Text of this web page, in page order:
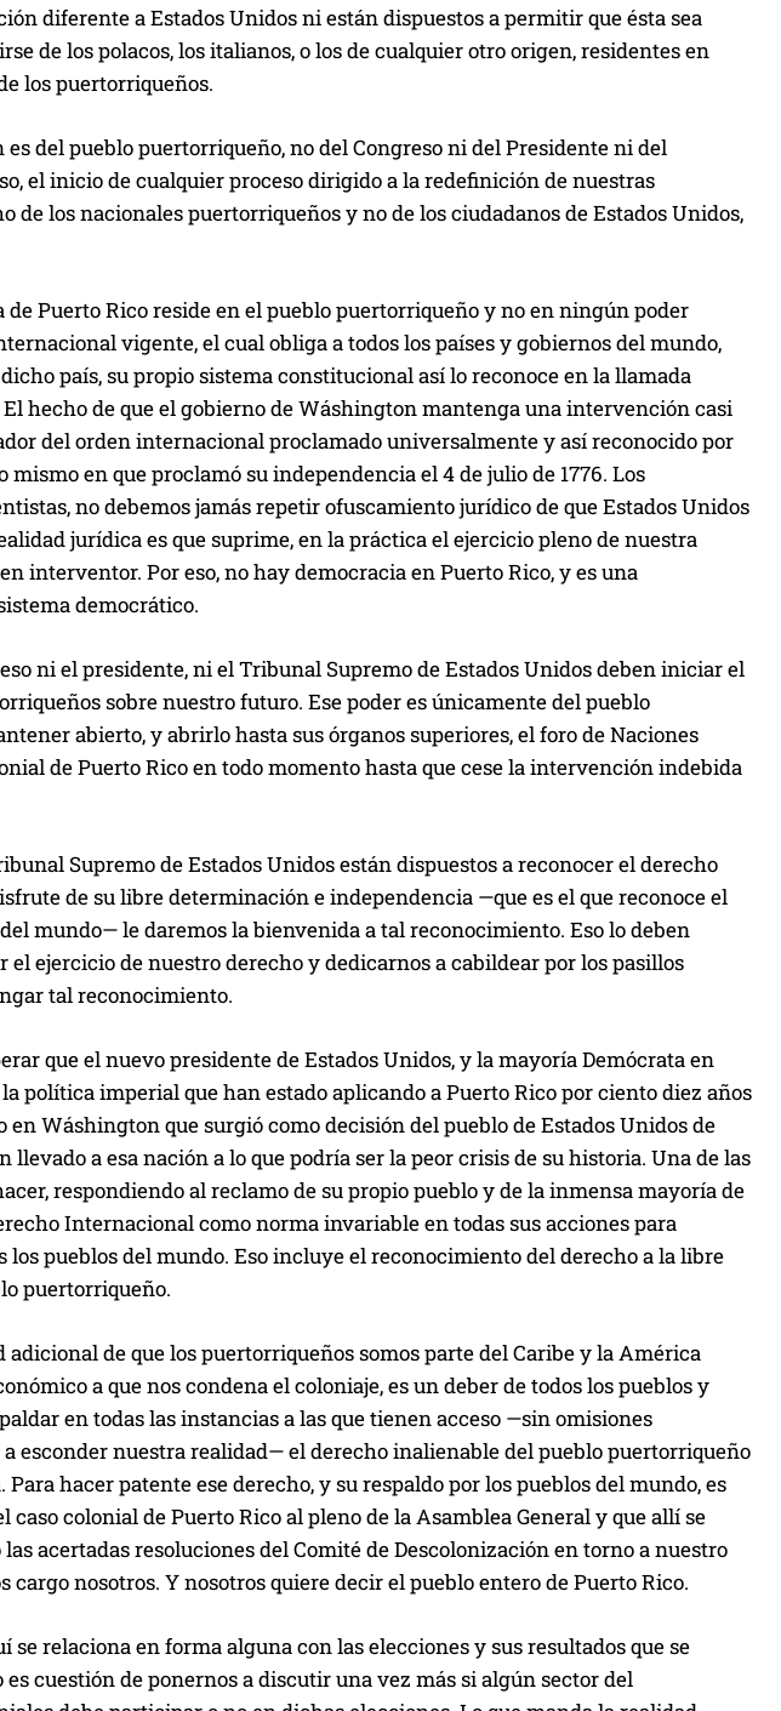
diferente a Estados Unidos ni están dispuestos a permitir que ésta sea
de los polacos, los italianos, o los de cualquier otro origen, residentes en
los puertorriqueños.
del pueblo puertorriqueño, no del Congreso ni del Presidente ni del
el inicio de cualquier proceso dirigido a la redefinición de nuestras
de los nacionales puertorriqueños y no de los ciudadanos de Estados Unidos,
de Puerto Rico reside en el pueblo puertorriqueño y no en ningún poder
vigente, el cual obliga a todos los países y gobiernos del mundo,
país, su propio sistema constitucional así lo reconoce en la llamada
hecho de que el gobierno de Wáshington mantenga una intervención casi
del orden internacional proclamado universalmente y así reconocido por
en que proclamó su independencia el 4 de julio de 1776. Los
no debemos jamás repetir ofuscamiento jurídico de que Estados Unidos
jurídica es que suprime, en la práctica el ejercicio pleno de nuestra
interventor. Por eso, no hay democracia en Puerto Rico, y es una
democrático.
ni el presidente, ni el Tribunal Supremo de Estados Unidos deben iniciar el
sobre nuestro futuro. Ese poder es únicamente del pueblo
abierto, y abrirlo hasta sus órganos superiores, el foro de Naciones
de Puerto Rico en todo momento hasta que cese la intervención indebida
Supremo de Estados Unidos están dispuestos a reconocer el derecho
de su libre determinación e independencia —que es el que reconoce el
mundo— le daremos la bienvenida a tal reconocimiento. Eso lo deben
ejercicio de nuestro derecho y dedicarnos a cabildear por los pasillos
tal reconocimiento.
que el nuevo presidente de Estados Unidos, y la mayoría Demócrata en
política imperial que han estado aplicando a Puerto Rico por ciento diez años
Wáshington que surgió como decisión del pueblo de Estados Unidos de
a esa nación a lo que podría ser la peor crisis de su historia. Una de las
respondiendo al reclamo de su propio pueblo y de la inmensa mayoría de
Internacional como norma invariable en todas sus acciones para
pueblos del mundo. Eso incluye el reconocimiento del derecho a la libre
puertorriqueño.
de que los puertorriqueños somos parte del Caribe y la América
a que nos condena el coloniaje, es un deber de todos los pueblos y
en todas las instancias a las que tienen acceso —sin omisiones
esconder nuestra realidad— el derecho inalienable del pueblo puertorriqueño
hacer patente ese derecho, y su respaldo por los pueblos del mundo, es
colonial de Puerto Rico al pleno de la Asamblea General y que allí se
acertadas resoluciones del Comité de Descolonización en torno a nuestro
cargo nosotros. Y nosotros quiere decir el pueblo entero de Puerto Rico.
se relaciona en forma alguna con las elecciones y sus resultados que se
cuestión de ponernos a discutir una vez más si algún sector del